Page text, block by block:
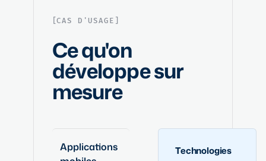
CAS D'USAGE
Ce qu'on
développe sur
mesure
Applications
Technologies